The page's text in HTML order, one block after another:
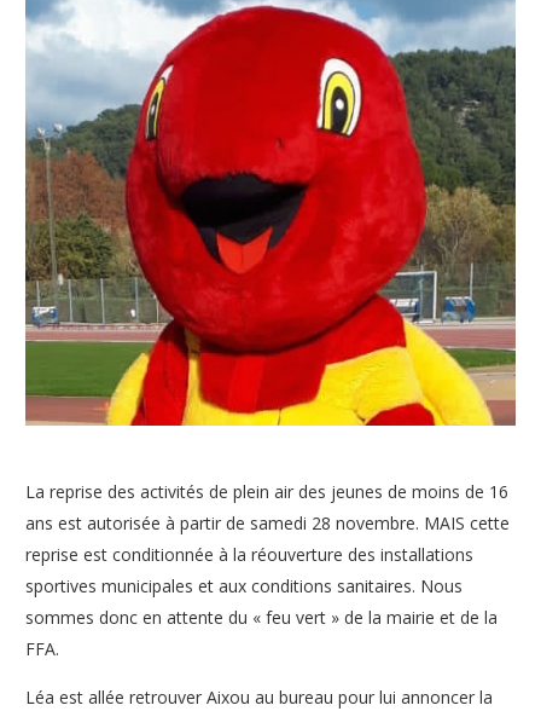
La reprise des activités de plein air des jeunes de moins de 16
ans est autorisée à partir de samedi 28 novembre. MAIS cette
reprise est conditionnée à la réouverture des installations
sportives municipales et aux conditions sanitaires. Nous
sommes donc en attente du « feu vert » de la mairie et de la
FFA.
Léa est allée retrouver Aixou au bureau pour lui annoncer la